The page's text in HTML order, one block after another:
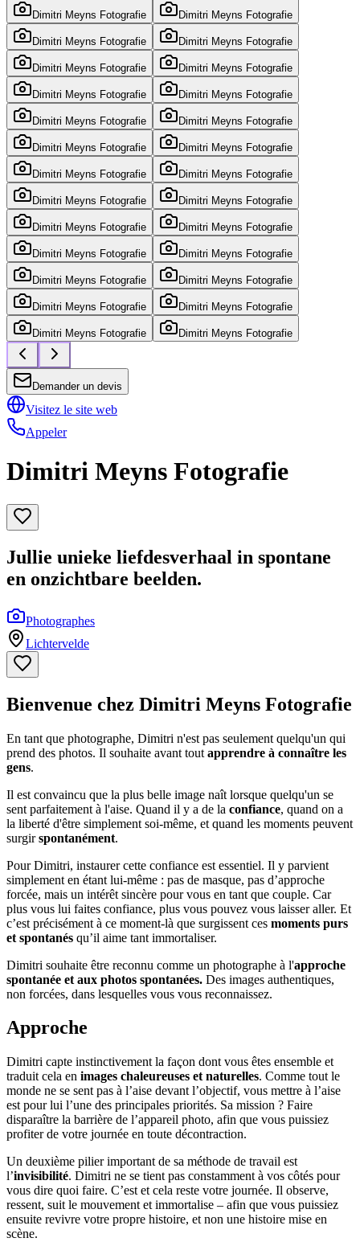
Dimitri Meyns Fotografie Dimitri Meyns Fotografie
Dimitri Meyns Fotografie Dimitri Meyns Fotografie
Dimitri Meyns Fotografie Dimitri Meyns Fotografie
Dimitri Meyns Fotografie Dimitri Meyns Fotografie
Dimitri Meyns Fotografie Dimitri Meyns Fotografie
Dimitri Meyns Fotografie Dimitri Meyns Fotografie
Dimitri Meyns Fotografie Dimitri Meyns Fotografie
Dimitri Meyns Fotografie Dimitri Meyns Fotografie
Dimitri Meyns Fotografie Dimitri Meyns Fotografie
Dimitri Meyns Fotografie Dimitri Meyns Fotografie
Dimitri Meyns Fotografie Dimitri Meyns Fotografie
Dimitri Meyns Fotografie Dimitri Meyns Fotografie
Dimitri Meyns Fotografie Dimitri Meyns Fotografie
Demander un devis
Visitez le site web
Appeler
Dimitri Meyns Fotografie
Jullie unieke liefdesverhaal in spontane
en onzichtbare beelden.
Photographes
Lichtervelde
Bienvenue chez Dimitri Meyns Fotografie
En tant que photographe, Dimitri n'est pas seulement quelqu'un qui
prend des photos. Il souhaite avant tout apprendre à connaître les
gens.
Il est convaincu que la plus belle image naît lorsque quelqu'un se
sent parfaitement à l'aise. Quand il y a de la confiance, quand on a
la liberté d'être simplement soi-même, et quand les moments peuvent
surgirspontanément.
Pour Dimitri, instaurer cette confiance est essentiel. Il y parvient
simplement en étant lui-même : pas de masque, pas d’approche
forcée, mais un intérêt sincère pour vous en tant que couple. Car
plus vous lui faites confiance, plus vous pouvez vous laisser aller. Et
c’est précisément à ce moment-là que surgissent ces moments purs
et spontanés qu’il aime tant immortaliser.
Dimitri souhaite être reconnu comme un photographe à l'approche
spontanée et aux photos spontanées. Des images authentiques,
non forcées, dans lesquelles vous vous reconnaissez.
Approche
Dimitri capte instinctivement la façon dont vous êtes ensemble et
traduit cela en images chaleureuses et naturelles. Comme tout le
monde ne se sent pas à l’aise devant l’objectif, vous mettre à l’aise
est pour lui l’une des principales priorités. Sa mission ? Faire
disparaître la barrière de l’appareil photo, afin que vous puissiez
profiter de votre journée en toute décontraction.
Un deuxième pilier important de sa méthode de travail est
l’invisibilité. Dimitri ne se tient pas constamment à vos côtés pour
vous dire quoi faire. C’est et cela reste votre journée. Il observe,
ressent, suit le mouvement et immortalise – afin que vous puissiez
ensuite revivre votre propre histoire, et non une histoire mise en
scène.